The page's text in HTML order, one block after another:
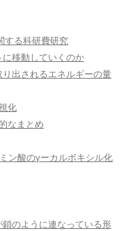
する科研費研究
移動していくのか
出されるエネルギーの量
化
なまとめ
ン酸のγーカルボキシル化
のように連なっている形